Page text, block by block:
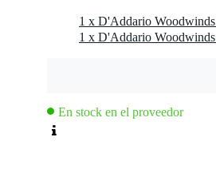
tenor
En stock en el proveedor